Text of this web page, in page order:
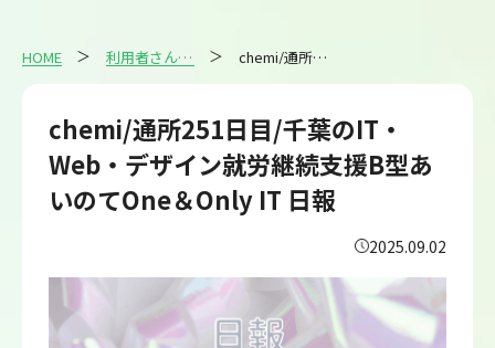
HOME 利用者さんの日報 chemi/通所251日目/千葉のIT・Web・デザイン就労継続支援B型あいのてOne＆Only IT 日報
chemi/通所251日目/千葉のIT・
Web・デザイン就労継続支援B型あ
いのてOne＆Only IT 日報
2025.09.02